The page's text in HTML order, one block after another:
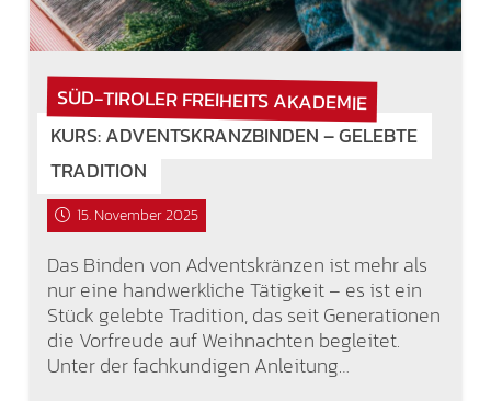
SÜD-TIROLER FREIHEITS AKADEMIE
KURS: ADVENTSKRANZBINDEN – GELEBTE
TRADITION
15. November 2025
Das Binden von Adventskränzen ist mehr als
nur eine handwerkliche Tätigkeit – es ist ein
Stück gelebte Tradition, das seit Generationen
die Vorfreude auf Weihnachten begleitet.
Unter der fachkundigen Anleitung…